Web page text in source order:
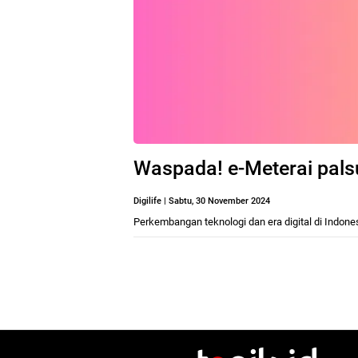
Waspada! e-Meterai
Digilife | Sabtu, 30 November 2024
Perkembangan teknologi dan era digital di